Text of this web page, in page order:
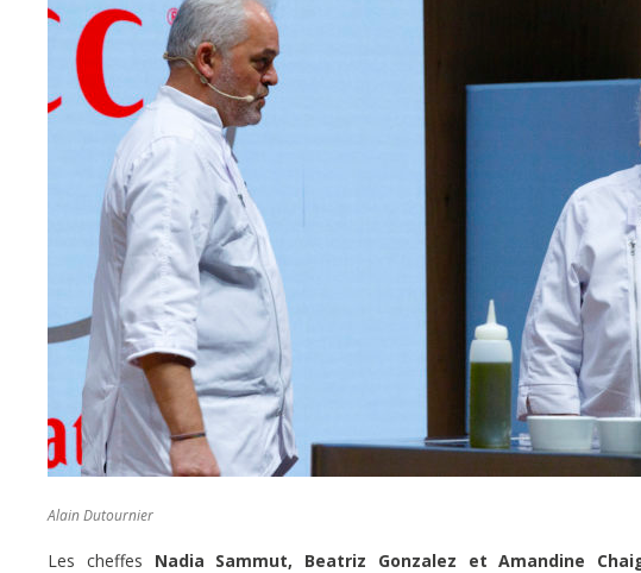
Alain Dutournier
Les cheffes Nadia Sammut, Beatriz Gonzalez et Amandine